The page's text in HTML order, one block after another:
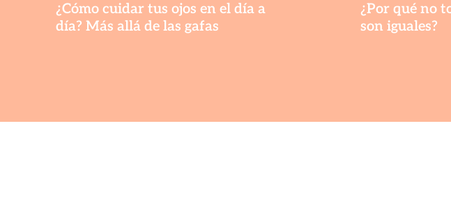
¿Cómo cuidar tus ojos en el día a
día? Más allá de las gafas
¿Por qué no
son iguales?